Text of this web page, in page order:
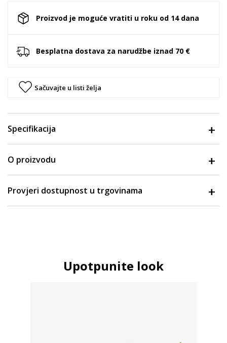
Proizvod je moguće vratiti u roku od 14 dana
Besplatna dostava za narudžbe iznad 70 €
Sačuvajte u listi želja
Specifikacija
O proizvodu
Provjeri dostupnost u trgovinama
Upotpunite look